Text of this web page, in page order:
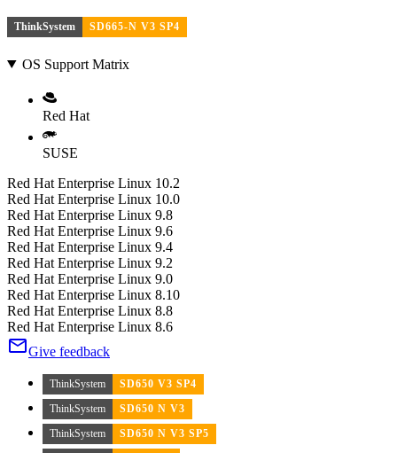
ThinkSystem SD665-N V3 SP4
OS Support Matrix
Red Hat
SUSE
Red Hat Enterprise Linux 10.2
Red Hat Enterprise Linux 10.0
Red Hat Enterprise Linux 9.8
Red Hat Enterprise Linux 9.6
Red Hat Enterprise Linux 9.4
Red Hat Enterprise Linux 9.2
Red Hat Enterprise Linux 9.0
Red Hat Enterprise Linux 8.10
Red Hat Enterprise Linux 8.8
Red Hat Enterprise Linux 8.6
Give feedback
ThinkSystem
SD650 V3 SP4
ThinkSystem
SD650 N V3
ThinkSystem
SD650 N V3 SP5